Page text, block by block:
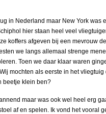
in Nederland maar New York was
hier staan heel veel
koffers afgeven bij een mevrouw
we langs allemaal strenge
Toen we daar klaar waren
mochten als eerste in het vliegtuig
beetje klein ben?
maar was ook wel heel erg
af en spelen. Ik vond het vooral